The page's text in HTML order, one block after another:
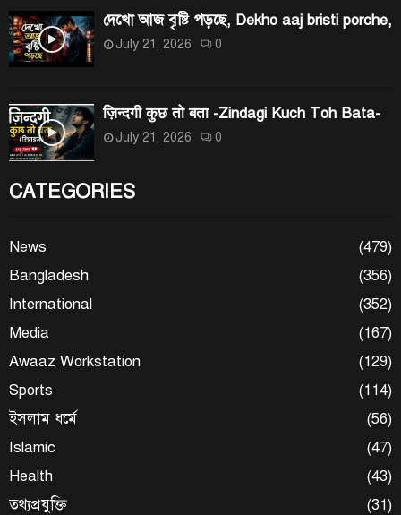
দেখো আজ বৃষ্টি পড়ছে, Dekho aaj bristi porche,
July 21, 2026 0
ज़िन्दगी कुछ तो बता -Zindagi Kuch Toh Bata-
July 21, 2026 0
CATEGORIES
News
(479)
Bangladesh
(356)
International
(352)
Media
(167)
Awaaz Workstation
(129)
Sports
(114)
ইসলাম ধর্মে
(56)
Islamic
(47)
Health
(43)
তথ্যপ্রযুক্তি
(31)